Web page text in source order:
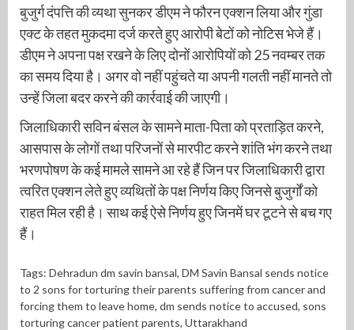
बुजुर्ग दंपत्ति की व्यथा सुनकर डीएम ने फौरन एक्शन लिया और गुंडा
एक्ट के तहत मुकदमा दर्ज करते हुए आरोपी बेटों को नोटिस भेजे हैं।
डीएम ने अपना पक्ष रखने के लिए दोनों आरोपियों को 25 नवम्बर तक
का समय दिया है। अगर वो नहीं पहुंचते या अपनी गलती नहीं मानते तो
उन्हें जिला बदर करने की कार्रवाई की जाएगी।
जिलाधिकारी सविन बंसल के सामने माता-पिता को प्रताड़ित करने,
आसपास के लोगों तथा परिजनों से मारपीट करने शांति भंग करने तथा
भरणपोषण के कई मामले सामने आ रहे हैं जिन पर जिलाधिकारी द्वारा
त्वरित एक्शन लेते हुए व्यथितों के पक्ष निर्णय किए जिनसे बुजुर्गों को
राहत मिल रही है। साथ कई ऐसे निर्णय हुए जिनमें घर टूटने से बच गए
हैं।
Tags: Dehradun dm savin bansal, DM Savin Bansal sends notice
to 2 sons for torturing their parents suffering from cancer and
forcing them to leave home, dm sends notice to accused, sons
torturing cancer patient parents, Uttarakhand